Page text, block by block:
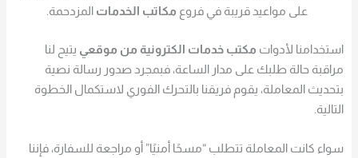
على مواعيد قريبة في فروع مكاتب الخدمات المزدحمة.
استخدامنا لأدوات مكتب خدمات الكترونية من موقعي يتيح لنا
مراقبة حالة طلبك على مدار الساعة، فبمجرد صدور رسالة نصية
بتحديث المعاملة، يقوم فريقنا بالتحرك الفوري لاستكمال الخطوة
التالية.
سواء كانت المعاملة تتطلب “مسحًا أمنيًا” أو مراجعة للسفارة، فإننا